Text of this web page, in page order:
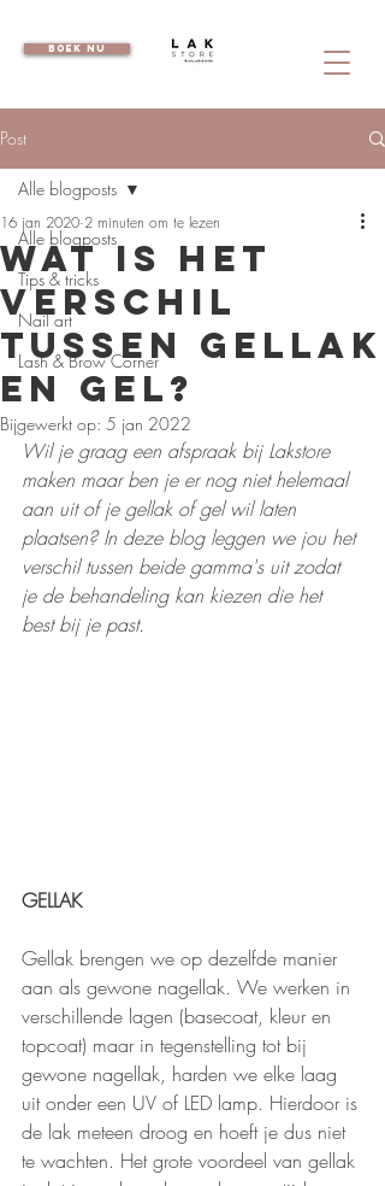
boek nu
Post
Alle blogposts
Tips & tricks
Nail art
Lash & Brow Corner
Alle blogposts
Wat is het
verschil
tussen gellak
en gel?
16 jan 2020 2 minuten om te lezen
Bijgewerkt op: 5 jan 2022
Wil je graag een afspraak bij Lakstore
maken maar ben je er nog niet helemaal
aan uit of je gellak of gel wil laten
plaatsen? In deze blog leggen we jou het
verschil tussen beide gamma's uit zodat
je de behandeling kan kiezen die het
best bij je past.
GELLAK
Gellak brengen we op dezelfde manier
aan als gewone nagellak. We werken in
verschillende lagen (basecoat, kleur en
topcoat) maar in tegenstelling tot bij
gewone nagellak, harden we elke laag
uit onder een UV of LED lamp. Hierdoor is
de lak meteen droog en hoeft je dus niet
te wachten. Het grote voordeel van gellak